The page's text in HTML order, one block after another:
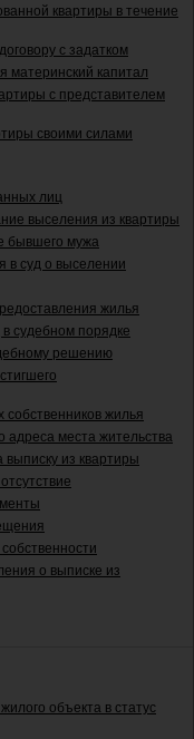
квартиры в течение
с задатком
материнский капитал
с представителем
своими силами
лиц
выселения из квартиры
бывшего мужа
в суд о выселении
жилья
судебном порядке
решению
жилья
адреса места жительства
выписку из квартиры
о выписке из
объекта в статус